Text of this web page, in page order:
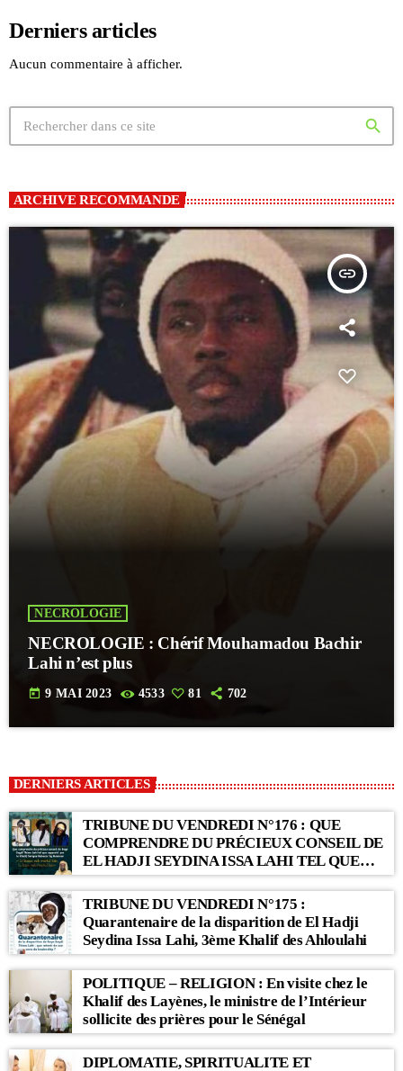
Derniers articles
Aucun commentaire à afficher.
search
ARCHIVE RECOMMANDE
insert_link
NECROLOGIE
NECROLOGIE : Chérif Mouhamadou Bachir
Lahi n’est plus
today 9 MAI 2023 4533 81 702
DERNIERS ARTICLES
TRIBUNE DU VENDREDI N°176 : QUE
COMPRENDRE DU PRÉCIEUX CONSEIL DE
EL HADJI SEYDINA ISSA LAHI TEL QUE
RAPPORTÉ PAR LE KHALIF SERIGNE
BABACAR SY MANSOUR : « Li Baax Matul
Kër, Li Bon Matul Kër »
TRIBUNE DU VENDREDI N°175 :
Quarantenaire de la disparition de El Hadji
Seydina Issa Lahi, 3ème Khalif des Ahloulahi
POLITIQUE – RELIGION : En visite chez le
Khalif des Layènes, le ministre de l’Intérieur
sollicite des prières pour le Sénégal
DIPLOMATIE, SPIRITUALITE ET